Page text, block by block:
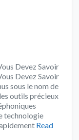
Devez Savoir
Devez Savoir
sous le nom de
outils précieux
technologie
Read